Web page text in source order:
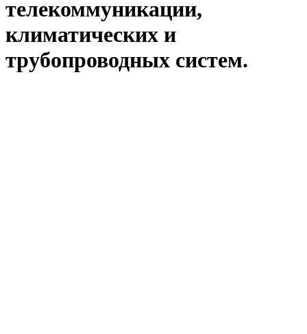
телекоммуникации,
климатических и
трубопроводных систем.